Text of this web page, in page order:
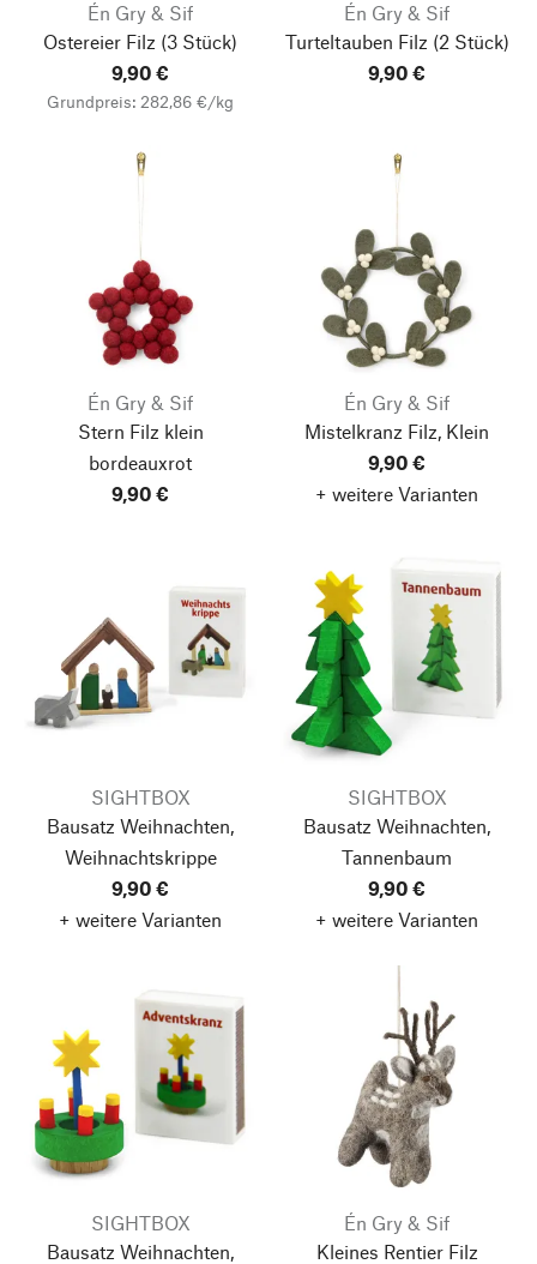
Én Gry & Sif
Ostereier Filz (3 Stück)
9,90 €
Grundpreis: 282,86 €/kg
Én Gry & Sif
Turteltauben Filz (2 Stück)
9,90 €
Én Gry & Sif
Stern Filz klein
bordeauxrot
9,90 €
Én Gry & Sif
Mistelkranz Filz, Klein
9,90 €
+ weitere Varianten
SIGHTBOX
Bausatz Weihnachten,
Weihnachtskrippe
9,90 €
+ weitere Varianten
SIGHTBOX
Bausatz Weihnachten,
Tannenbaum
9,90 €
+ weitere Varianten
SIGHTBOX
Bausatz Weihnachten,
Én Gry & Sif
Kleines Rentier Filz